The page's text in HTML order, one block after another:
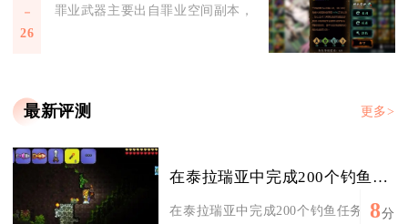
26
罪业武器主要出自罪业空间副本，此外在里武林、虚空裂缝
最新评测 更多>
在泰拉瑞亚中完成200个钓鱼任务可以得到什么奖励
在泰拉瑞亚中完成200个钓鱼任务，可
8分